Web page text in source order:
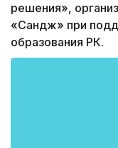
решения»,
«Сандж» при
образования РК.